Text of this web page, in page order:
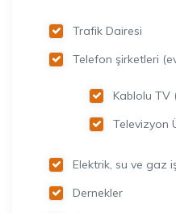
Trafik Dairesi
Telefon şirketleri
Kablolu TV
Televizyon
Elektrik, su ve gaz
Dernekler